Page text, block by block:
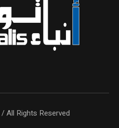
All Rights Reserved